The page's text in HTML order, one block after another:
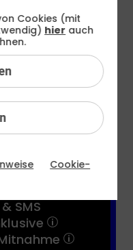
TIPP
SMS
Cookies (mit
hier auch
Cookie-